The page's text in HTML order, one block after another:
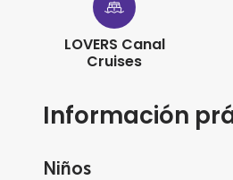
LOVERS Canal
Cruises
Información
Niños